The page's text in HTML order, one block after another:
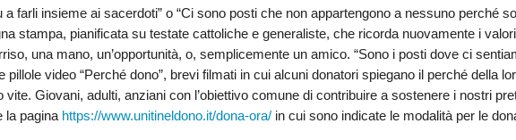
E TEMPO LIBERO
MINORI E DELLE PERSONE VULNERABILI
ECCLESIASTICO DIOCESANO APRUTINO
a farli insieme ai sacerdoti”o “Ci sono posti che non appartengono a nessuno perché
stampa, pianificata su testate cattoliche e generaliste, che ricorda nuovamente i
una mano, un’opportunità, o, semplicemente un amico. “Sono i posti dove ci
pillole video“Perché dono”, brevi filmati in cui alcuni donatori spiegano il perché della
Giovani, adulti, anziani con l’obiettivo comune di contribuire a sostenere i nostri
la pagina https://www.unitineldono.it/dona-ora/ in cui sono indicate le modalità per le